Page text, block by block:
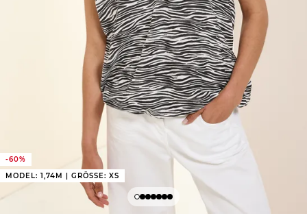
-60%
MODEL: 1,74M | GRÖSSE: XS